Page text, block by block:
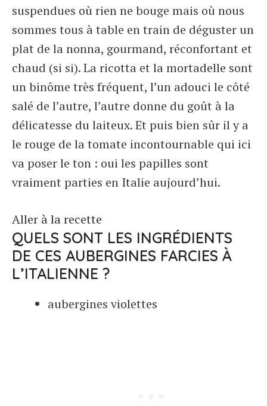
suspendues où rien ne bouge mais où nous
sommes tous à table en train de déguster un
plat de la nonna, gourmand, réconfortant et
chaud (si si). La ricotta et la mortadelle sont
un binôme très fréquent, l’un adouci le côté
salé de l’autre, l’autre donne du goût à la
délicatesse du laiteux. Et puis bien sûr il y a
le rouge de la tomate incontournable qui ici
va poser le ton : oui les papilles sont
vraiment parties en Italie aujourd’hui.
Aller à la recette
QUELS SONT LES INGRÉDIENTS
DE CES AUBERGINES FARCIES À
L’ITALIENNE ?
aubergines violettes